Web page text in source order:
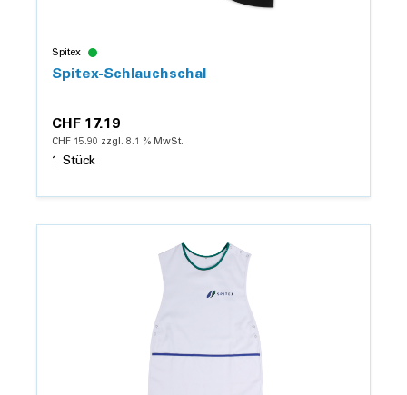
Spitex
Spitex-Schlauchschal
CHF 17.19
CHF 15.90 zzgl. 8.1 % MwSt.
1 Stück
Details